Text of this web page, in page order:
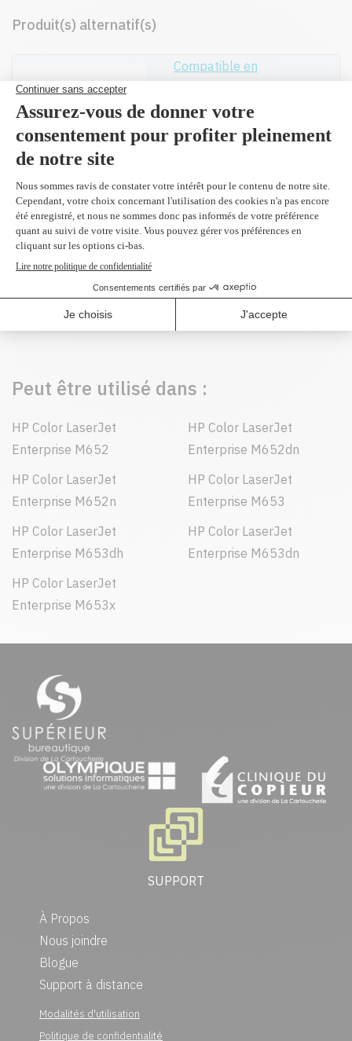
Produit(s) alternatif(s)
Compatible en
CF460X
noir 27,000 pages
Réusiné supérieur en
remplacement du
CF460X
324,90 $)
Peut être utilisé dans :
HP Color LaserJet
Enterprise M652
HP Color LaserJet
Enterprise M652dn
HP Color LaserJet
Enterprise M652n
HP Color LaserJet
Enterprise M653
HP Color LaserJet
Enterprise M653dh
HP Color LaserJet
Enterprise M653dn
HP Color LaserJet
Enterprise M653x
SUPPORT
À Propos
Nous joindre
Blogue
Support à distance
Modalités d'utilisation
Politique de confidentialité